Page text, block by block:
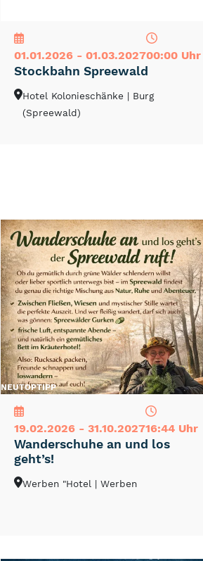
01.01.2026 - 01.03.202700:00 Uhr
Stockbahn Spreewald
Hotel Kolonieschänke | Burg
(Spreewald)
NEUTOPTIPP
19.02.2026 - 31.10.202716:44 Uhr
Wanderschuhe an und los
geht’s!
Werben "Hotel | Werben